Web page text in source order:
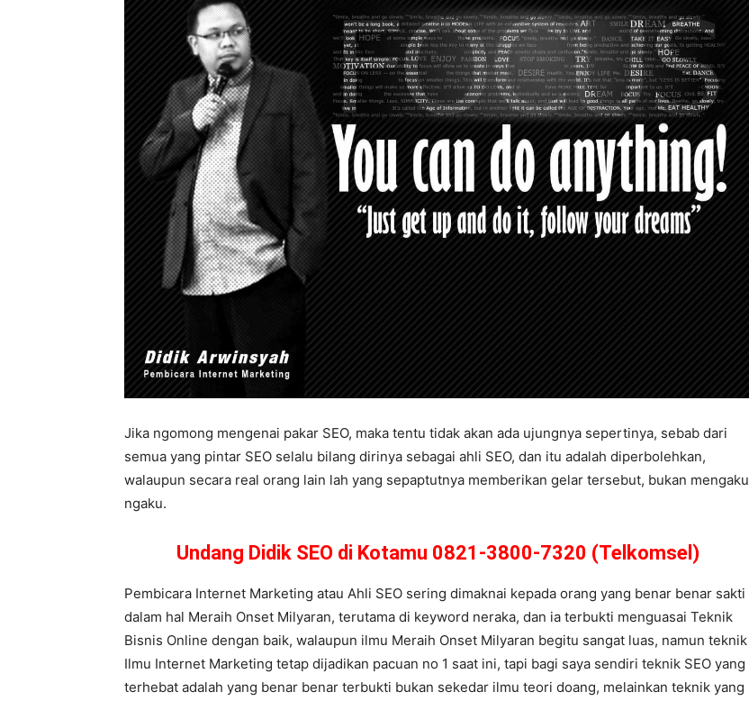
Jika ngomong mengenai pakar SEO, maka tentu tidak akan ada ujungnya sepertinya, sebab dari
semua yang pintar SEO selalu bilang dirinya sebagai ahli SEO, dan itu adalah diperbolehkan,
walaupun secara real orang lain lah yang sepaptutnya memberikan gelar tersebut, bukan mengaku
ngaku.
Undang Didik SEO di Kotamu 0821-3800-7320 (Telkomsel)
Pembicara Internet Marketing atau Ahli SEO sering dimaknai kepada orang yang benar benar sakti
dalam hal Meraih Onset Milyaran, terutama di keyword neraka, dan ia terbukti menguasai Teknik
Bisnis Online dengan baik, walaupun ilmu Meraih Onset Milyaran begitu sangat luas, namun teknik
Ilmu Internet Marketing tetap dijadikan pacuan no 1 saat ini, tapi bagi saya sendiri teknik SEO yang
terhebat adalah yang benar benar terbukti bukan sekedar ilmu teori doang, melainkan teknik yang